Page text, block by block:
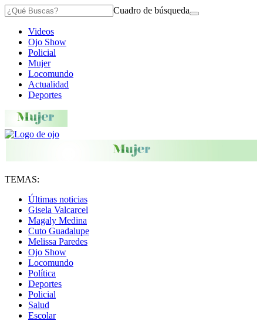
Cuadro de búsqueda
Videos
Ojo Show
Policial
Mujer
Locomundo
Actualidad
Deportes
TEMAS:
Últimas noticias
Gisela Valcarcel
Magaly Medina
Cuto Guadalupe
Melissa Paredes
Ojo Show
Locomundo
Política
Deportes
Policial
Salud
Escolar